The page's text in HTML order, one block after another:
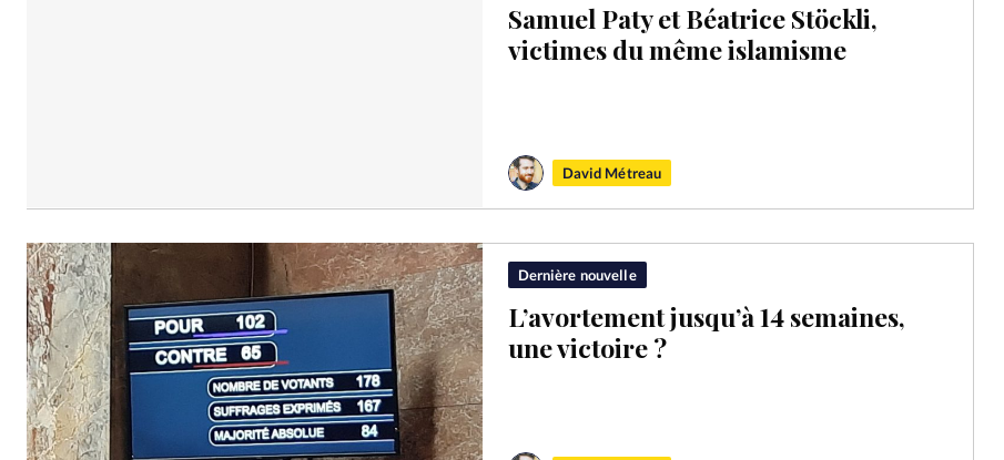
Samuel Paty et Béatrice Stöckli,
victimes du même islamisme
David Métreau
Dernière nouvelle
L’avortement jusqu’à 14 semaines,
une victoire ?